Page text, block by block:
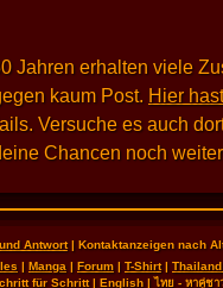
Jahren erhalten viele
kaum Post. Hier
Versuche es auch
Chancen noch
Antwort| Kontaktanzeigen nach
| Manga | Forum | T-Shirt|
für Schritt| English|ไทย - หาคู่ชา